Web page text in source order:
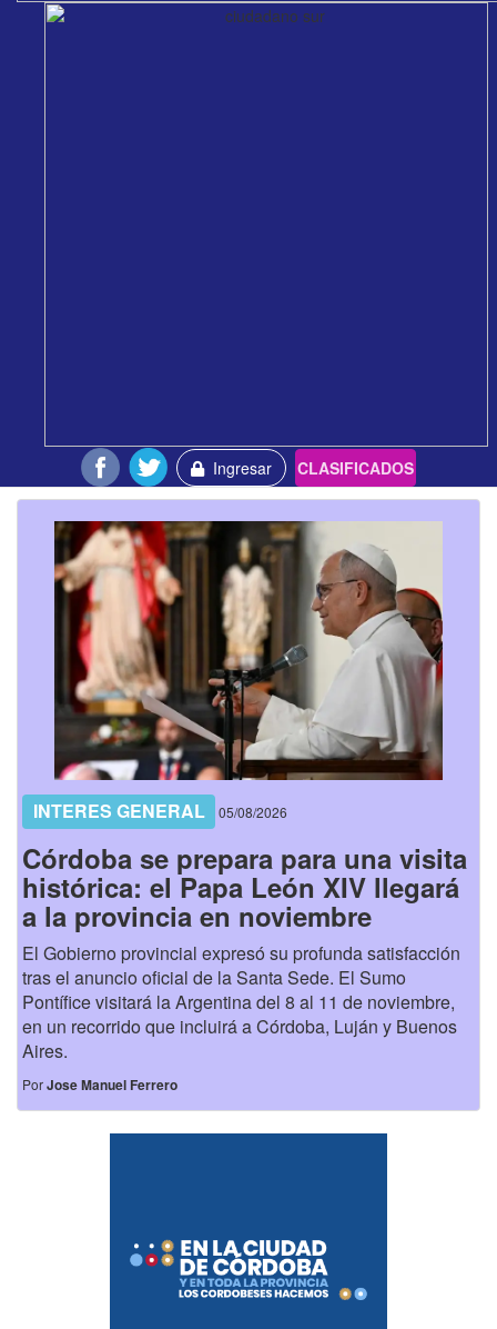
Ingresar CLASIFICADOS
INTERES GENERAL 05/08/2026
Córdoba se prepara para una visita
histórica: el Papa León XIV llegará
a la provincia en noviembre
El Gobierno provincial expresó su profunda satisfacción
tras el anuncio oficial de la Santa Sede. El Sumo
Pontífice visitará la Argentina del 8 al 11 de noviembre,
en un recorrido que incluirá a Córdoba, Luján y Buenos
Aires.
PorJose Manuel Ferrero